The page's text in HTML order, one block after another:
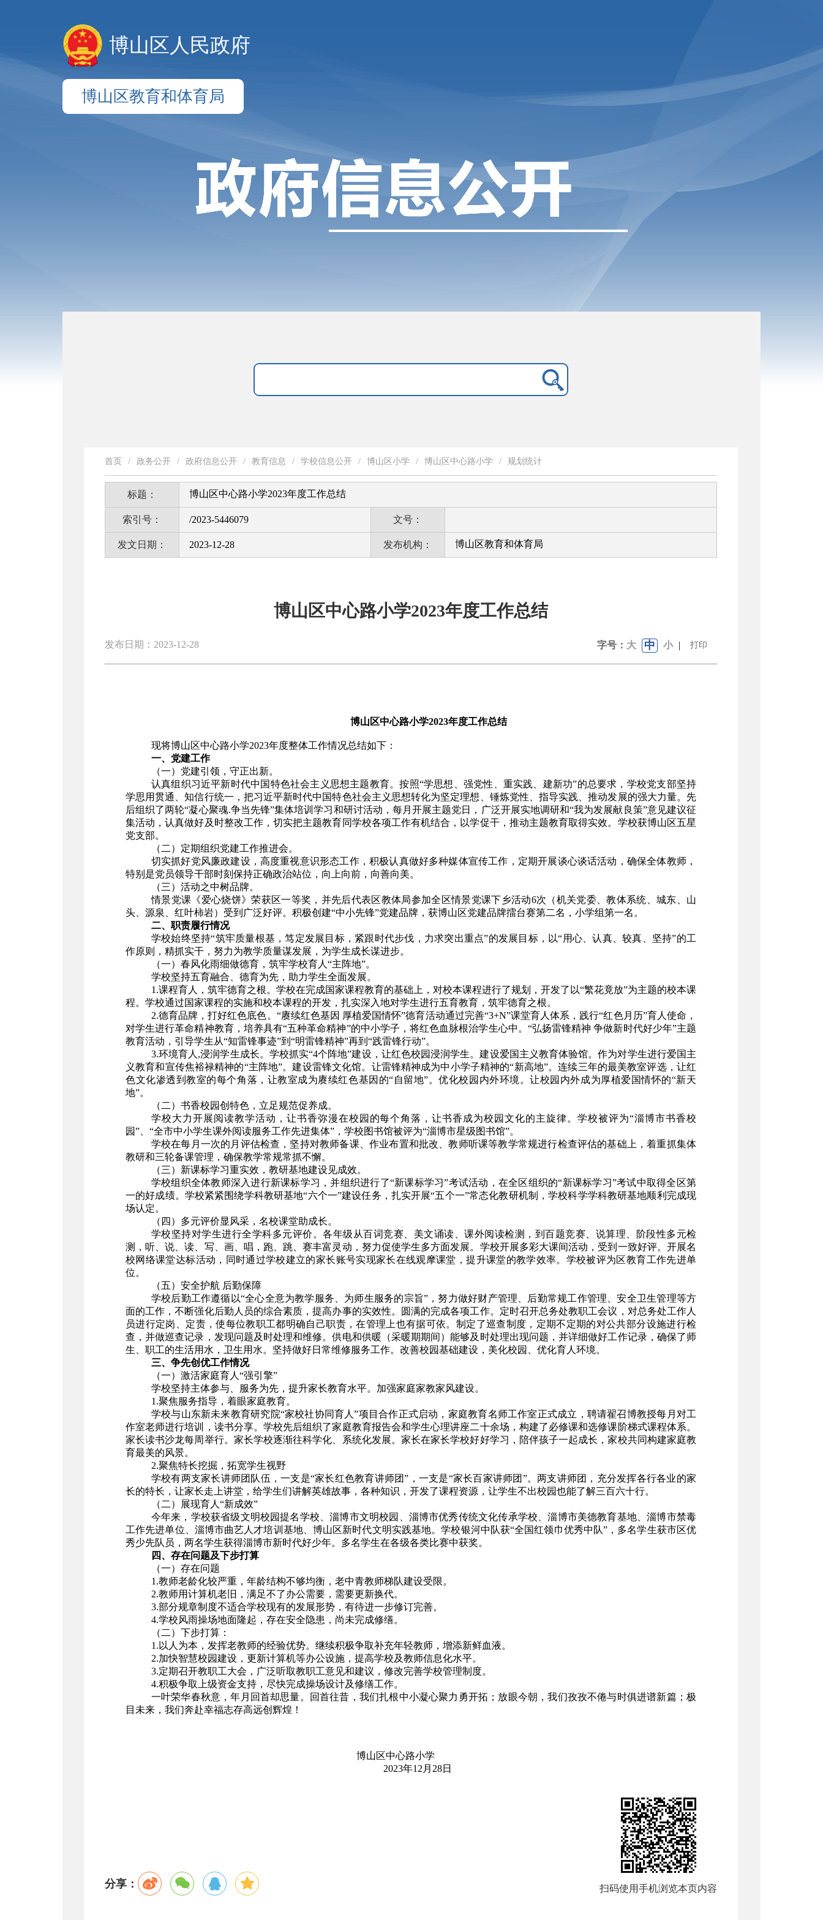
博山区人民政府
博山区教育和体育局
首页 / 政务公开 / 政府信息公开 / 教育信息 / 学校信息公开 / 博山区小学 / 博山区中心路小学 / 规划统计
标题： 博山区中心路小学2023年度工作总结
索引号： /2023-5446079 文号：
发文日期： 2023-12-28 发布机构： 博山区教育和体育局
博山区中心路小学2023年度工作总结
发布日期：2023-12-28 字号： 大 中 小 | 打印
博山区中心路小学2023年度工作总结
现将博山区中心路小学2023年度整体工作情况总结如下：
一、党建工作
（一）党建引领，守正出新。
认真组织习近平新时代中国特色社会主义思想主题教育。按照“学思想、强党性、重实践、建新功”的总要求，学校党支部坚持
学思用贯通、知信行统一，把习近平新时代中国特色社会主义思想转化为坚定理想、锤炼党性、指导实践、推动发展的强大力量。先
后组织了两轮“凝心聚魂.争当先锋”集体培训学习和研讨活动，每月开展主题党日，广泛开展实地调研和“我为发展献良策”意见建议征
集活动，认真做好及时整改工作，切实把主题教育同学校各项工作有机结合，以学促干，推动主题教育取得实效。学校获博山区五星
党支部。
（二）定期组织党建工作推进会。
切实抓好党风廉政建设，高度重视意识形态工作，积极认真做好多种媒体宣传工作，定期开展谈心谈话活动，确保全体教师，
特别是党员领导干部时刻保持正确政治站位，向上向前，向善向美。
（三）活动之中树品牌。
情景党课《爱心烧饼》荣获区一等奖，并先后代表区教体局参加全区情景党课下乡活动6次（机关党委、教体系统、城东、山
头、源泉、红叶柿岩）受到广泛好评。积极创建“中小先锋”党建品牌，获博山区党建品牌擂台赛第二名，小学组第一名。
二、职责履行情况
学校始终坚持“筑牢质量根基，笃定发展目标，紧跟时代步伐，力求突出重点”的发展目标，以“用心、认真、较真、坚持”的工
作原则，精抓实干，努力为教学质量谋发展，为学生成长谋进步。
（一）春风化雨细做德育，筑牢学校育人“主阵地”。
学校坚持五育融合、德育为先，助力学生全面发展。
1.课程育人，筑牢德育之根。学校在完成国家课程教育的基础上，对校本课程进行了规划，开发了以“繁花竟放”为主题的校本课
程。学校通过国家课程的实施和校本课程的开发，扎实深入地对学生进行五育教育，筑牢德育之根。
2.德育品牌，打好红色底色。“赓续红色基因 厚植爱国情怀”德育活动通过完善“3+N”课堂育人体系，践行“红色月历”育人使命，
对学生进行革命精神教育，培养具有“五种革命精神”的中小学子，将红色血脉根治学生心中。“弘扬雷锋精神 争做新时代好少年”主题
教育活动，引导学生从“知雷锋事迹”到“明雷锋精神”再到“践雷锋行动”。
3.环境育人,浸润学生成长。学校抓实“4个阵地”建设，让红色校园浸润学生。建设爱国主义教育体验馆。作为对学生进行爱国主
义教育和宣传焦裕禄精神的“主阵地”。建设雷锋文化馆。让雷锋精神成为中小学子精神的“新高地”。连续三年的最美教室评选，让红
色文化渗透到教室的每个角落，让教室成为赓续红色基因的“自留地”。优化校园内外环境。让校园内外成为厚植爱国情怀的“新天
地”。
（二）书香校园创特色，立足规范促养成。
学校大力开展阅读教学活动，让书香弥漫在校园的每个角落，让书香成为校园文化的主旋律。学校被评为“淄博市书香校
园”、“全市中小学生课外阅读服务工作先进集体”，学校图书馆被评为“淄博市星级图书馆”。
学校在每月一次的月评估检查，坚持对教师备课、作业布置和批改、教师听课等教学常规进行检查评估的基础上，着重抓集体
教研和三轮备课管理，确保教学常规常抓不懈。
（三）新课标学习重实效，教研基地建设见成效。
学校组织全体教师深入进行新课标学习，并组织进行了“新课标学习”考试活动，在全区组织的“新课标学习”考试中取得全区第
一的好成绩。学校紧紧围绕学科教研基地“六个一”建设任务，扎实开展“五个一”常态化教研机制，学校科学学科教研基地顺利完成现
场认定。
（四）多元评价显风采，名校课堂助成长。
学校坚持对学生进行全学科多元评价。各年级从百词竞赛、美文诵读、课外阅读检测，到百题竞赛、说算理、阶段性多元检
测，听、说、读、写、画、唱，跑、跳、赛丰富灵动，努力促使学生多方面发展。学校开展多彩大课间活动，受到一致好评。开展名
校网络课堂达标活动，同时通过学校建立的家长账号实现家长在线观摩课堂，提升课堂的教学效率。学校被评为区教育工作先进单
位。
（五）安全护航 后勤保障
学校后勤工作遵循以“全心全意为教学服务、为师生服务的宗旨”，努力做好财产管理、后勤常规工作管理、安全卫生管理等方
面的工作，不断强化后勤人员的综合素质，提高办事的实效性。圆满的完成各项工作。定时召开总务处教职工会议，对总务处工作人
员进行定岗、定责，使每位教职工都明确自己职责，在管理上也有据可依。制定了巡查制度，定期不定期的对公共部分设施进行检
查，并做巡查记录，发现问题及时处理和维修。供电和供暖（采暖期期间）能够及时处理出现问题，并详细做好工作记录，确保了师
生、职工的生活用水，卫生用水。坚持做好日常维修服务工作。改善校园基础建设，美化校园、优化育人环境。
三、争先创优工作情况
（一）激活家庭育人“强引擎”
学校坚持主体参与、服务为先，提升家长教育水平。加强家庭家教家风建设。
1.聚焦服务指导，着眼家庭教育。
学校与山东新未来教育研究院“家校社协同育人”项目合作正式启动，家庭教育名师工作室正式成立，聘请翟召博教授每月对工
作室老师进行培训，读书分享。学校先后组织了家庭教育报告会和学生心理讲座二十余场，构建了必修课和选修课阶梯式课程体系。
家长读书沙龙每周举行。家长学校逐渐往科学化、系统化发展。家长在家长学校好好学习，陪伴孩子一起成长，家校共同构建家庭教
育最美的风景。
2.聚焦特长挖掘，拓宽学生视野
学校有两支家长讲师团队伍，一支是“家长红色教育讲师团”，一支是“家长百家讲师团”。两支讲师团，充分发挥各行各业的家
长的特长，让家长走上讲堂，给学生们讲解英雄故事，各种知识，开发了课程资源，让学生不出校园也能了解三百六十行。
（二）展现育人“新成效”
今年来，学校获省级文明校园提名学校、淄博市文明校园、淄博市优秀传统文化传承学校、淄博市美德教育基地、淄博市禁毒
工作先进单位、淄博市曲艺人才培训基地、博山区新时代文明实践基地。学校银河中队获“全国红领巾优秀中队”，多名学生获市区优
秀少先队员，两名学生获得淄博市新时代好少年。多名学生在各级各类比赛中获奖。
四、存在问题及下步打算
（一）存在问题
1.教师老龄化较严重，年龄结构不够均衡，老中青教师梯队建设受限。
2.教师用计算机老旧，满足不了办公需要，需要更新换代。
3.部分规章制度不适合学校现有的发展形势，有待进一步修订完善。
4.学校风雨操场地面隆起，存在安全隐患，尚未完成修缮。
（二）下步打算：
1.以人为本，发挥老教师的经验优势。继续积极争取补充年轻教师，增添新鲜血液。
2.加快智慧校园建设，更新计算机等办公设施，提高学校及教师信息化水平。
3.定期召开教职工大会，广泛听取教职工意见和建议，修改完善学校管理制度。
4.积极争取上级资金支持，尽快完成操场设计及修缮工作。
一叶荣华春秋意，年月回首却思量。回首往昔，我们扎根中小凝心聚力勇开拓；放眼今朝，我们孜孜不倦与时俱进谱新篇；极
目未来，我们奔赴幸福志存高远创辉煌！
博山区中心路小学
2023年12月28日
分享： 扫码使用手机浏览本页内容